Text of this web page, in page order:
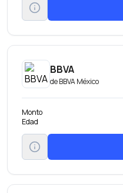
BBVA
deBBVA México
Monto
Edad